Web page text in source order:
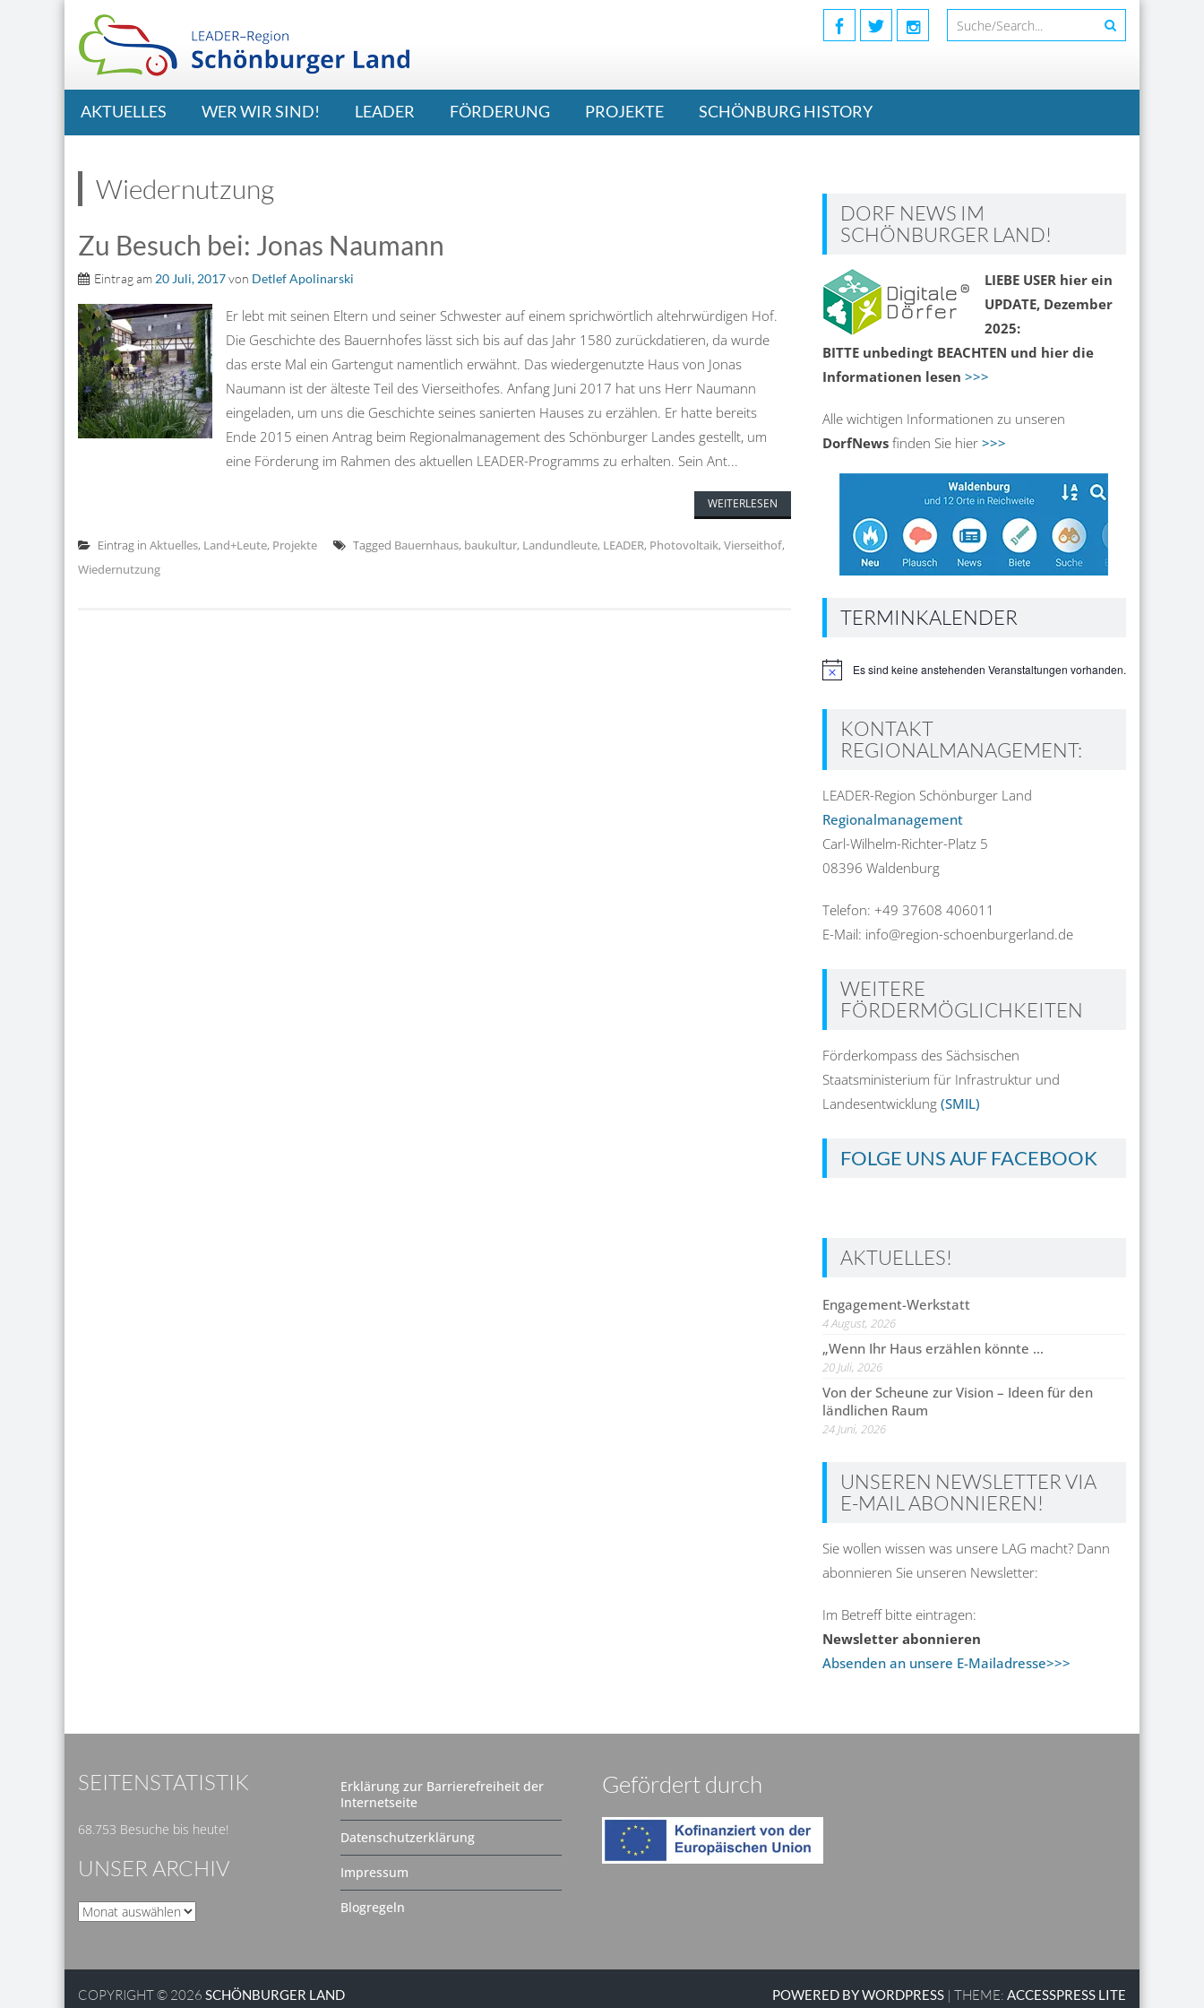
AKTUELLES WER WIR SIND! LEADER FÖRDERUNG PROJEKTE SCHÖNBURG HISTORY
Wiedernutzung
Zu Besuch bei: Jonas Naumann
Eintrag am 20 Juli, 2017von Detlef Apolinarski
Er lebt mit seinen Eltern und seiner Schwester auf einem sprichwörtlich altehrwürdigen Hof.
Die Geschichte des Bauernhofes lässt sich bis auf das Jahr 1580 zurückdatieren, da wurde
das erste Mal ein Gartengut namentlich erwähnt. Das wiedergenutzte Haus von Jonas
Naumann ist der älteste Teil des Vierseithofes. Anfang Juni 2017 hat uns Herr Naumann
eingeladen, um uns die Geschichte seines sanierten Hauses zu erzählen. Er hatte bereits
Ende 2015 einen Antrag beim Regionalmanagement des Schönburger Landes gestellt, um
eine Förderung im Rahmen des aktuellen LEADER-Programms zu erhalten. Sein Ant...
WEITERLESEN
Eintrag in Aktuelles, Land+Leute, Projekte Tagged Bauernhaus, baukultur, Landundleute, LEADER, Photovoltaik, Vierseithof,
Wiedernutzung
DORF NEWS IM
SCHÖNBURGER LAND!
LIEBE USER hier ein
UPDATE, Dezember
2025:
BITTE unbedingt BEACHTEN und hier die
Informationen lesen >>>
Alle wichtigen Informationen zu unseren
DorfNewsfinden Sie hier >>>
TERMINKALENDER
HinweisEs sind keine anstehenden Veranstaltungen vorhanden.
KONTAKT
REGIONALMANAGEMENT:
LEADER-Region Schönburger Land
Regionalmanagement
Carl-Wilhelm-Richter-Platz 5
08396 Waldenburg
Telefon: +49 37608 406011
E-Mail: info@region-schoenburgerland.de
WEITERE
FÖRDERMÖGLICHKEITEN
Förderkompass des Sächsischen
Staatsministerium für Infrastruktur und
Landesentwicklung (SMIL)
FOLGE UNS AUF FACEBOOK
AKTUELLES!
Engagement-Werkstatt
4 August, 2026
„Wenn Ihr Haus erzählen könnte …
20 Juli, 2026
Von der Scheune zur Vision – Ideen für den
ländlichen Raum
24 Juni, 2026
UNSEREN NEWSLETTER VIA
E-MAIL ABONNIEREN!
Sie wollen wissen was unsere LAG macht? Dann
abonnieren Sie unseren Newsletter:
Im Betreff bitte eintragen:
Newsletter abonnieren
Absenden an unsere E-Mailadresse>>>
SEITENSTATISTIK
68.753 Besuche bis heute!
UNSER ARCHIV
Unser
Erklärung zur Barrierefreiheit der
Internetseite
Datenschutzerklärung
Impressum
Blogregeln
Gefördert durch
POWERED BY WORDPRESS | THEME: ACCESSPRESS LITE
COPYRIGHT © 2026 SCHÖNBURGER LAND